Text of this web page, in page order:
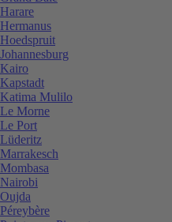
Harare
Hermanus
Hoedspruit
Johannesburg
Kairo
Kapstadt
Katima Mulilo
Le Morne
Le Port
Lüderitz
Marrakesch
Mombasa
Nairobi
Oujda
Péreybère